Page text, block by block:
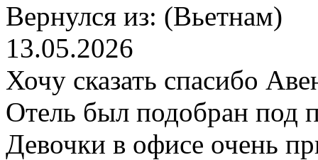
Вернулся из: (Вьетнам)
13.05.2026
Хочу сказать спасибо
Отель был подобран под
Девочки в офисе очень